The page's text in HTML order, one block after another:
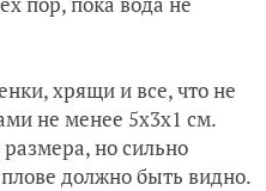
хрящи и все, что не
не менее 5х3х1 см.
но сильно
должно быть видно.